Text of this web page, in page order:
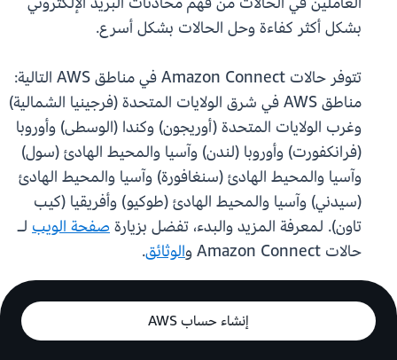
بشكل أكثر كفاءة وحل الحالات بشكل أسرع.
تتوفر حالات Amazon Connect في مناطق AWS التالية:
مناطق AWS في شرق الولايات المتحدة (فرجينيا الشمالية)
وغرب الولايات المتحدة (أوريجون) وكندا (الوسطى) وأوروبا
(فرانكفورت) وأوروبا (لندن) وآسيا والمحيط الهادئ (سول)
وآسيا والمحيط الهادئ (سنغافورة) وآسيا والمحيط الهادئ
(سيدني) وآسيا والمحيط الهادئ (طوكيو) وأفريقيا (كيب
تاون). لمعرفة المزيد والبدء، تفضل بزيارةصفحة الويب لـ
حالات Amazon Connect و
الوثائق.
إنشاء حساب AWS